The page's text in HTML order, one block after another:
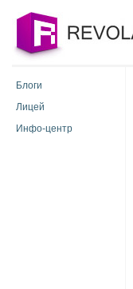
Блоги
Лицей
Инфо-центр